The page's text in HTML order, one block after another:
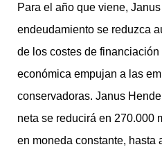
Para el año que viene,
endeudamiento se reduzca
de los costes de
económica empujan a las
conservadoras. Janus
neta se reducirá en 270.000
en moneda constante, hasta